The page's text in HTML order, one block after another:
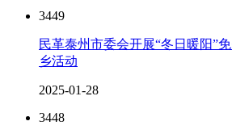
3449
民革泰州市委会开展“冬日暖阳”
乡活动
2025-01-28
3448